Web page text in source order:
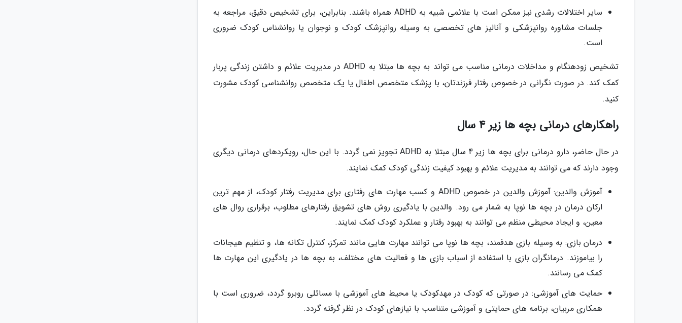
سایر اختلالات رشدی نیز ممکن است با علائمی شبیه به ADHD همراه باشند. بنابراین، برای تشخیص دقیق، مراجعه به
جلسات مشاوره روانپزشکی و آنالیز های تخصصی به وسیله روانپزشک کودک و نوجوان یا روانشناس کودک ضروری
است.
تشخیص زودهنگام و مداخلات درمانی مناسب می تواند به بچه ها مبتلا به ADHD در مدیریت علائم و داشتن زندگی پربار
کمک کند. در صورت نگرانی در خصوص رفتار فرزندتان، با پزشک متخصص اطفال یا یک متخصص روانشناسی کودک مشورت
کنید.
راهکارهای درمانی بچه ها زیر 4 سال
در حال حاضر، دارو درمانی برای بچه ها زیر 4 سال مبتلا به ADHD تجویز نمی گردد. با این حال، رویکردهای درمانی دیگری
وجود دارند که می توانند به مدیریت علائم و بهبود کیفیت زندگی کودک کمک نمایند.
آموزش والدین: آموزش والدین در خصوص ADHD و کسب مهارت های رفتاری برای مدیریت رفتار کودک، از مهم ترین
ارکان درمان در بچه ها نوپا به شمار می رود. والدین با یادگیری روش های تشویق رفتارهای مطلوب، برقراری روال های
معین، و ایجاد محیطی منظم می توانند به بهبود رفتار و عملکرد کودک کمک نمایند.
درمان بازی: به وسیله بازی هدفمند، بچه ها نوپا می توانند مهارت هایی مانند تمرکز، کنترل تکانه ها، و تنظیم هیجانات
را بیاموزند. درمانگران بازی با استفاده از اسباب بازی ها و فعالیت های مختلف، به بچه ها در یادگیری این مهارت ها
کمک می رسانند.
حمایت های آموزشی: در صورتی که کودک در مهدکودک یا محیط های آموزشی با مسائلی روبرو گردد، ضروری است با
همکاری مربیان، برنامه های حمایتی و آموزشی متناسب با نیازهای کودک در نظر گرفته گردد.